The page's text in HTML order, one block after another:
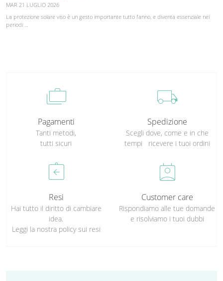
MAR 21 LUGLIO 2026
La protezione solare viso è un gesto importante tutto l’anno, e diventa essenziale nei
periodi …
cases
Pagamenti
Tanti metodi,
tutti sicuri
local_shipping
Spedizione
Scegli dove, come e in che
tempi ricevere i tuoi ordini
assignment_return
Resi
Hai tutto il diritto di cambiare
idea.
Leggi la nostra policy sui resi
perm_contact_calendar
Customer care
Rispondiamo alle tue domande
e risolviamo i tuoi dubbi